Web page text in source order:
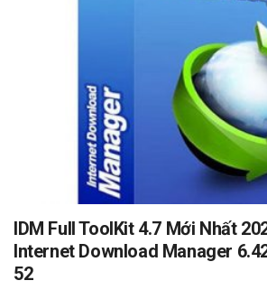
IDM Full ToolKit 4.7 Mới Nhất
Internet Download Manager
52